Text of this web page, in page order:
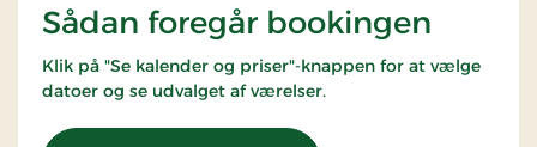
Sådan foregår bookingen
Klik på "Se kalender og priser"-knappen for at vælge
datoer og se udvalget af værelser.